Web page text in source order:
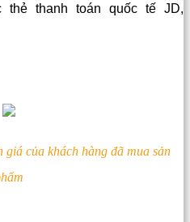
thẻ thanh toán quốc tế JD,
giá của khách hàng đã mua sản